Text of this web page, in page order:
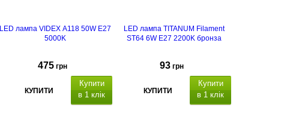
LED лампа VIDEX A118 50W E27
5000K
475 грн
КУПИТИ
Купити
в 1 клік
LED лампа TITANUM Filament
ST64 6W E27 2200K бронза
93 грн
КУПИТИ
Купити
в 1 клік